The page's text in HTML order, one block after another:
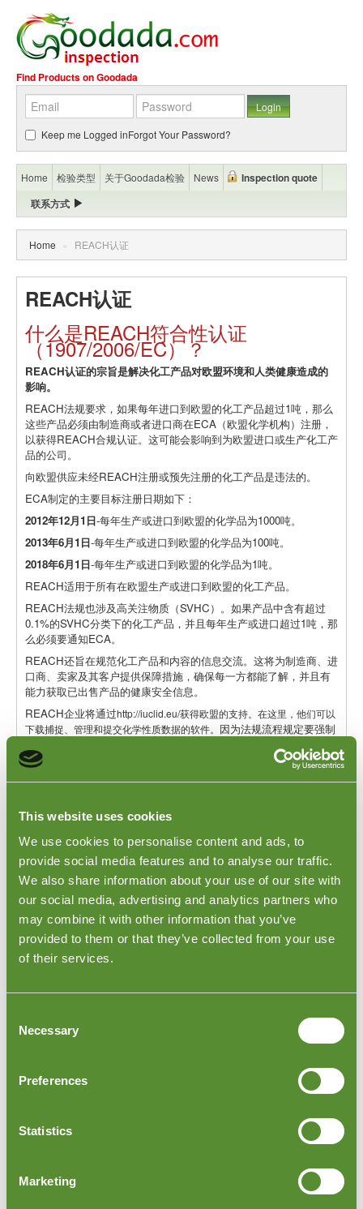
This website uses cookies
We use cookies to personalise content and ads, to
provide social media features and to analyse our traffic.
We also share information about your use of our site with
our social media, advertising and analytics partners who
may combine it with other information that you’ve
provided to them or that they’ve collected from your use
of their services.
Selection
Necessary
Preferences
Statistics
Marketing
Find Products on Goodada
Keep me Logged inForgot Your Password?
Home 检验类型 关于Goodada检验 News
Inspection quote
联系方式
Home » REACH认证
REACH认证
什么是REACH符合性认证
（1907/2006/EC）？
REACH认证的宗旨是解决化工产品对欧盟环境和人类健康造成的
影响。
REACH法规要求，如果每年进口到欧盟的化工产品超过1吨，那么
这些产品必须由制造商或者进口商在ECA（欧盟化学机构）注册，
以获得REACH合规认证。这可能会影响到为欧盟进口或生产化工产
品的公司。
向欧盟供应未经REACH注册或预先注册的化工产品是违法的。
ECA制定的主要目标注册日期如下：
2012年12月1日-每年生产或进口到欧盟的化学品为1000吨。
2013年6月1日-每年生产或进口到欧盟的化学品为100吨。
2018年6月1日-每年生产或进口到欧盟的化学品为1吨。
REACH适用于所有在欧盟生产或进口到欧盟的化工产品。
REACH法规也涉及高关注物质（SVHC）。如果产品中含有超过
0.1%的SVHC分类下的化工产品，并且每年生产或进口超过1吨，那
么必须要通知ECA。
REACH还旨在规范化工产品和内容的信息交流。这将为制造商、进
口商、卖家及其客户提供保障措施，确保每一方都能了解，并且有
能力获取已出售产品的健康安全信息。
REACH企业将通过http://iuclid.eu/获得欧盟的支持。在这里，他们可以
下载捕捉、管理和提交化学性质数据的软件。 因为法规流程规定要强制
©Goodada.com
欧洲检验局
North America Inspections
南美地区质量控制检验
亚洲检验服务
中东地区质量控制检验
Why use our QC Services
Why a Supplier Audit?
集装箱装载检验
生产过程中检验
SA8000 社会审计